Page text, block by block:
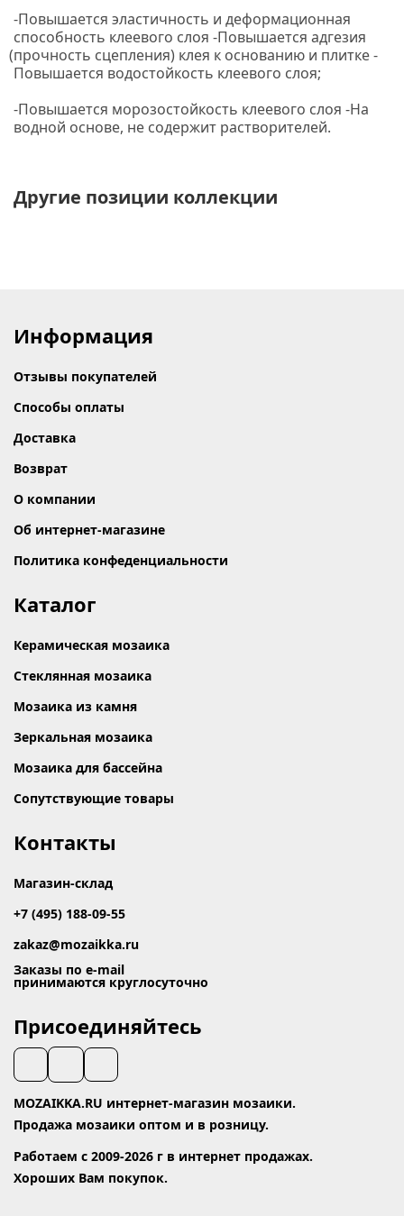
-Повышается эластичность и деформационная
способность клеевого слоя -Повышается адгезия
(прочность сцепления) клея к основанию и плитке -
Повышается водостойкость клеевого слоя;
-Повышается морозостойкость клеевого слоя -На
водной основе, не содержит растворителей.
Другие позиции коллекции
Информация
Отзывы покупателей
Способы оплаты
Доставка
Возврат
О компании
Об интернет-магазине
Политика конфеденциальности
Каталог
Керамическая мозаика
Стеклянная мозаика
Мозаика из камня
Зеркальная мозаика
Мозаика для бассейна
Сопутствующие товары
Контакты
Магазин-склад
+7 (495) 188-09-55
zakaz@mozaikka.ru
Заказы по e-mail
принимаются круглосуточно
Присоединяйтесь
MOZAIKKA.RU интернет-магазин мозаики.
Продажа мозаики оптом и в розницу.
Работаем с 2009-2026 г в интернет продажах.
Хороших Вам покупок.